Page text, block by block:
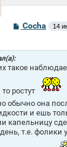
С
о
б
е
е
Cocha 14
такое
ростут
обычно она
и ешь
капельницу
т.е. фолики